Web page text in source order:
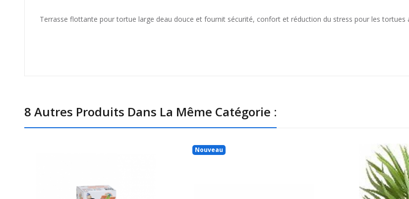
Terrasse flottante pour tortue large deau douce et fournit sécurité, confort et réduction du stress pour les tortues
8 Autres Produits Dans La Même Catégorie :
Nouveau